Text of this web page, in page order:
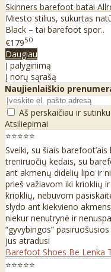
Skinners barefoot batai
Miesto stilius, sukurtas
Black – tai barefoot spor..
€17950
Daugiau
Į palyginimą
Į norų sąrašą
Naujienlaiškio
Aš perskaičiau ir
Atsiliepimai
⭐⭐⭐⭐⭐
Sveiki, su šiais
treniruočių kedais, su
ant akmenų didelių lipo ir
prieš važiavom iki krioklių
krioklių, nebuvom
slydo ant kiekvieno
niekur nenutrynė ir
“gyvybingos”
jus atradusi
Barefoot Shoes Be Lenka
⭐⭐⭐⭐⭐